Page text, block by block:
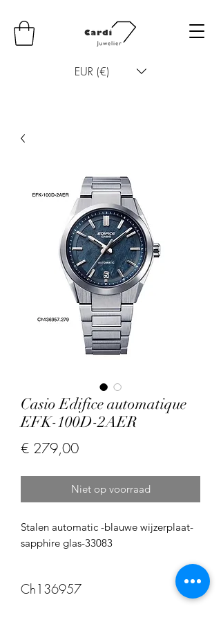
EUR (€)
Casio Edifice automatique
EFK-100D-2AER
€ 279,00Prijs
Niet op voorraad
Stalen automatic -blauwe wijzerplaat-
sapphire glas-33083
Ch136957